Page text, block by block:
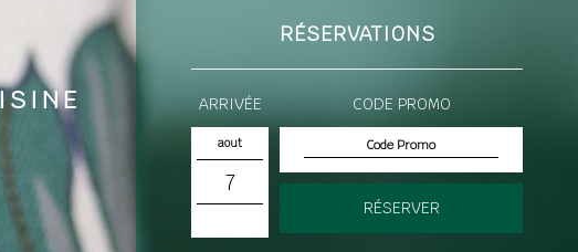
RÉSERVATIONS
ARRIVÉE
aout
7
CODE PROMO
RÉSERVER